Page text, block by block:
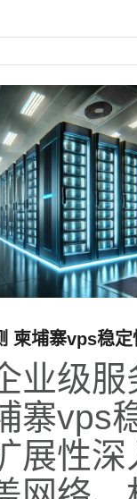
柬埔寨vps稳定
业级服
寨vps
展性深